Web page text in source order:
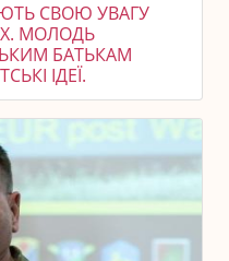
СВОЮ УВАГУ
МОЛОДЬ
БАТЬКАМ
ІДЕЇ.